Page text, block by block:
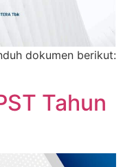
dokumen berikut:
Tahun